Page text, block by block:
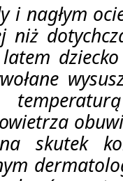
i nagłym
niż
skutek